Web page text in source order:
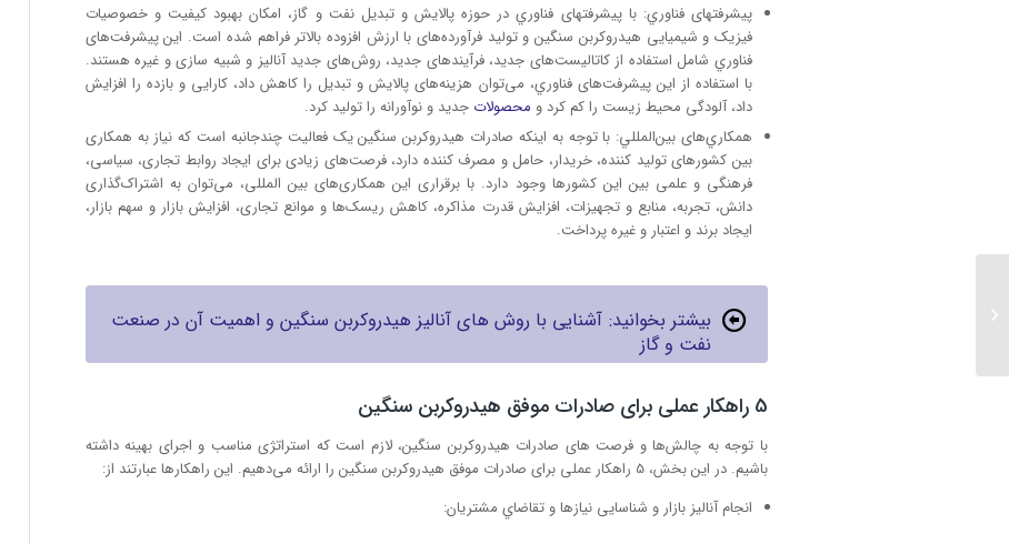
پيشرفتهای فناوري: با پيشرفتهای فناوري در حوزه پالایش و تبدیل نفت و گاز، امکان بهبود کیفیت و خصوصیات
فیزیک و شیمیایی هیدروکربن سنگین و تولید فرآورده‌های با ارزش افزوده بالاتر فراهم شده است. این پيشرفت‌های
فناوري شامل استفاده از کاتالیست‌های جدید، فرآیندهای جدید، روش‌های جدید آنالیز و شبیه سازی و غیره هستند.
با استفاده از این پيشرفت‌های فناوري، می‌توان هزینه‌های پالایش و تبدیل را کاهش داد، کارایی و بازده را افزایش
داد، آلودگی محيط زيست را کم کرد و محصولات جدید و نوآورانه را تولید کرد.
همكاري‌های بين‌المللي: با توجه به اینکه صادرات هیدروکربن سنگین یک فعالیت چندجانبه است که نیاز به همکاری
بین کشورهای تولید کننده، خریدار، حامل و مصرف کننده دارد، فرصت‌های زیادی برای ایجاد روابط تجاری، سیاسی،
فرهنگی و علمی بین این کشورها وجود دارد. با برقراری این همکاری‌های بین المللی، می‌توان به اشتراک‌گذاری
دانش، تجربه، منابع و تجهیزات، افزایش قدرت مذاکره، کاهش ریسک‌ها و موانع تجاری، افزایش بازار و سهم بازار،
ایجاد برند و اعتبار و غیره پرداخت.
بیشتر بخوانید: آشنایی با روش های آنالیز هیدروکربن سنگین و اهمیت آن در صنعت
نفت و گاز
5 راهکار عملی برای صادرات موفق هیدروکربن سنگین
با توجه به چالش‌ها و فرصت های صادرات هیدروکربن سنگین، لازم است که استراتژی مناسب و اجرای بهینه داشته
باشیم. در این بخش، 5 راهکار عملی برای صادرات موفق هیدروکربن سنگین را ارائه می‌دهیم. این راهکارها عبارتند از:
انجام آناليز بازار و شناسایی نيازها و تقاضاي مشتريان:
5 آزمون استاندارد